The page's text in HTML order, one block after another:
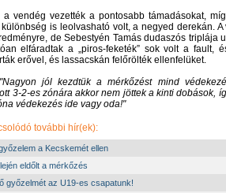
a vendég vezették a pontosabb támadásokat,
is leolvasható volt, a negyed derekán.
de Sebestyén Tamás dudaszós triplája
elfáradtak a „piros-feketék” sok volt a fault,
erővel, és lassacskán felőrölték ellenfelüket.
Nagyon jól kezdtük a mérkőzést mind
3-2-es zónára akkor nem jöttek a kinti dobások,
védekezés ide vagy oda!
további hír(ek):
a Kecskemét ellen
eldőlt a mérkőzés
győzelmét az U19-es csapatunk!